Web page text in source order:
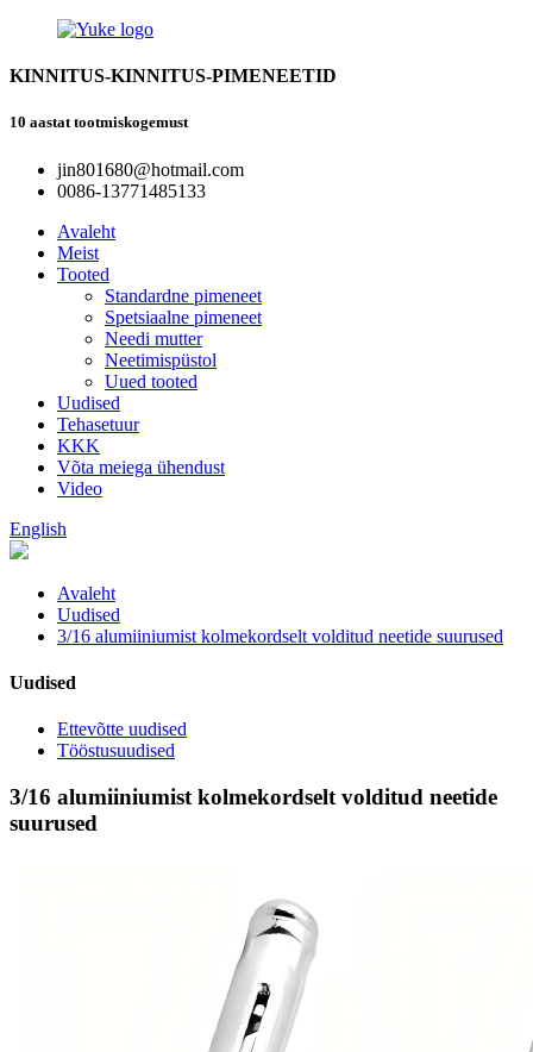
KINNITUS-KINNITUS-PIMENEETID
10 aastat tootmiskogemust
jin801680@hotmail.com
0086-13771485133
Avaleht
Meist
Tooted
Standardne pimeneet
Spetsiaalne pimeneet
Needi mutter
Neetimispüstol
Uued tooted
Uudised
Tehasetuur
KKK
Võta meiega ühendust
Video
English
Avaleht
Uudised
3/16 alumiiniumist kolmekordselt volditud neetide suurused
Uudised
Ettevõtte uudised
Tööstusuudised
3/16 alumiiniumist kolmekordselt volditud neetide
suurused